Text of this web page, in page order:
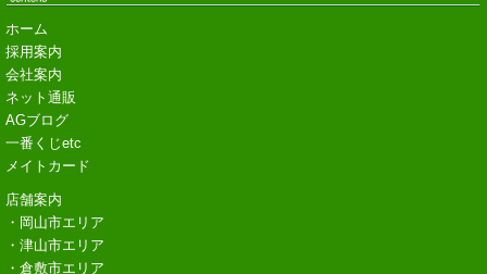
ホーム
採用案内
会社案内
ネット通販
AGブログ
一番くじetc
メイトカード
店舗案内
・岡山市エリア
・津山市エリア
・倉敷市エリア